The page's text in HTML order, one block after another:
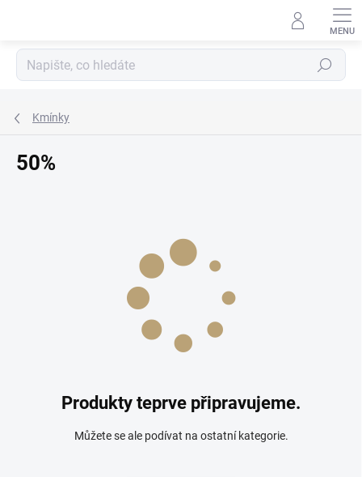
Hledat
Kmínky
50%
Produkty teprve připravujeme.
Můžete se ale podívat na ostatní kategorie.